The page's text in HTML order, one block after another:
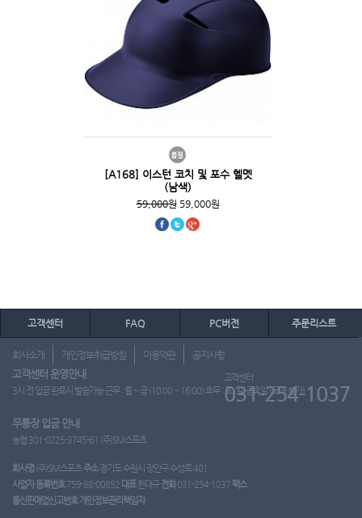
[A168] 이스턴 코치 및 포수 헬멧
(남색)
59,000원59,000원
고객센터 FAQ PC버전 주문리스트
회사소개 개인정보취급방침 이용약관 공지사항
고객센터 운영안내
3시 전 입금 완료시 발송가능 근무 : 월 ~ 금 (10:00 ~ 16:00) 휴무 : 토, 일, 공휴일 (도매 불가)
고객센터
031-254-1037
무통장 입금 안내
농협 301-0225-3745-61 (주)SM스포츠
회사명 (주)SM스포츠주소경기도 수원시 장안구 수성로 401
사업자 등록번호759-88-00852 대표한대규 전화031-254-1037팩스
통신판매업신고번호 개인정보관리책임자